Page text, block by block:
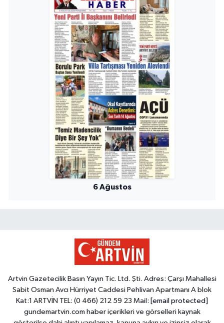
6 Ağustos
Artvin Gazetecilik Basın Yayın Tic. Ltd. Şti. Adres: Çarşı Mahallesi
Sabit Osman Avcı Hürriyet Caddesi Pehlivan Apartmanı A blok
Kat:1 ARTVİN TEL: (0 466) 212 59 23 Mail: [email protected]
gundemartvin.com haber içerikleri ve görselleri kaynak